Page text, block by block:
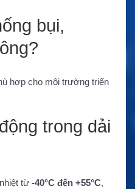
bụi,
hợp cho môi trường triển
trong dải
từ -40°C đến +55°C,